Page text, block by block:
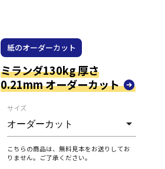
紙のオーダーカット
ミランダ130kg 厚さ
0.21mm オーダーカット
サイズ
こちらの商品は、無料見本をお送りしてお
りません。ご了承ください。